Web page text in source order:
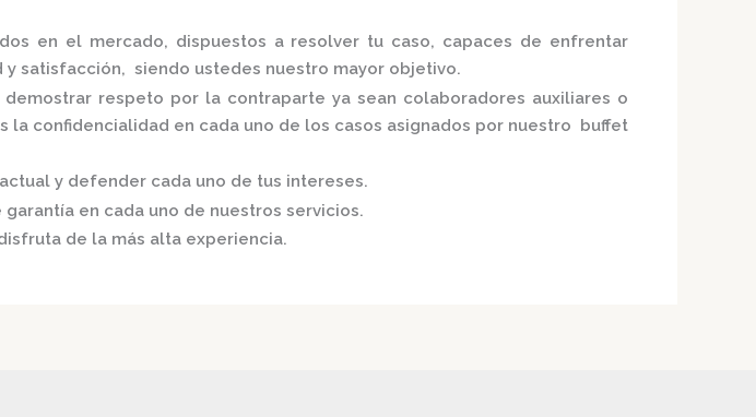
en el mercado, dispuestos a resolver tu caso, capaces de enfrentar
satisfacción, siendo ustedes nuestro mayor objetivo.
respeto por la contraparte ya sean colaboradores auxiliares o
confidencialidad en cada uno de los casos asignados por nuestro buffet
y defender cada uno de tus intereses.
en cada uno de nuestros servicios.
de la más alta experiencia.